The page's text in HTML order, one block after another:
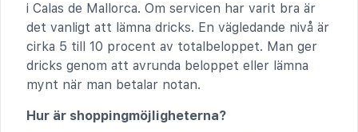
i Calas de Mallorca. Om servicen har varit bra är
det vanligt att lämna dricks. En vägledande nivå är
cirka 5 till 10 procent av totalbeloppet. Man ger
dricks genom att avrunda beloppet eller lämna
mynt när man betalar notan.
Hur är shoppingmöjligheterna?